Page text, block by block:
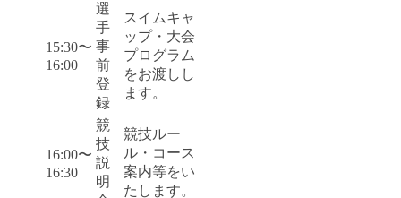
15:30〜
16:00
選
手
事
前
登
録
スイムキャ
ップ・大会
プログラム
をお渡しし
ます。
16:00〜
16:30
競
技
説
明
競技ルー
ル・コース
案内等をい
たします。